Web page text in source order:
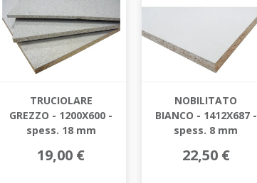
TRUCIOLARE
GREZZO - 1200X600 -
spess. 18 mm
19,00 €
NOBILITATO
BIANCO - 1412X687 -
spess. 8 mm
22,50 €